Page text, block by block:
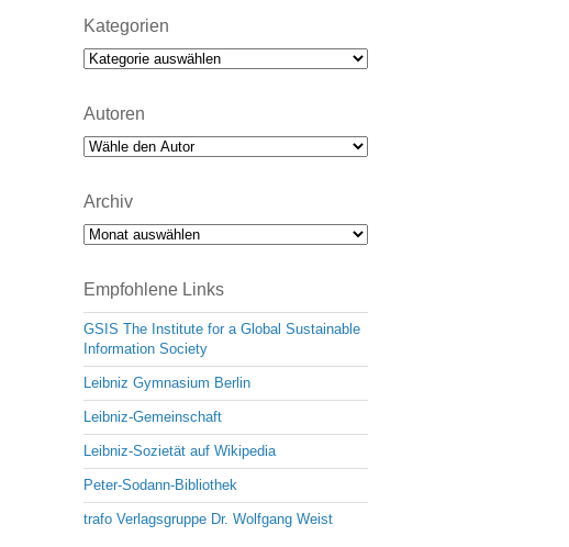
Kategorien
Kategorien
Autoren
Archiv
Archiv
Empfohlene Links
GSIS The Institute for a Global Sustainable
Information Society
Leibniz Gymnasium Berlin
Leibniz-Gemeinschaft
Leibniz-Sozietät auf Wikipedia
Peter-Sodann-Bibliothek
trafo Verlagsgruppe Dr. Wolfgang Weist